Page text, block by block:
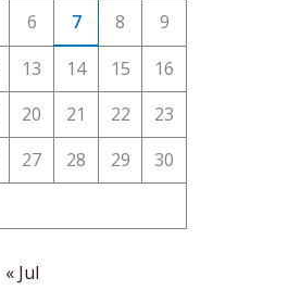
6 7 8
9
13 14 15
16
20 21 22
23
27 28 29
30
« Jul